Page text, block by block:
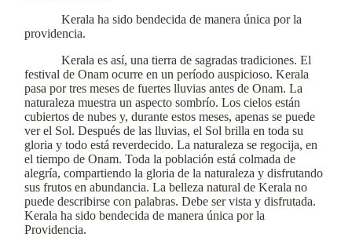
Kerala ha sido bendecida de manera única por la
providencia.
Kerala es así, una tierra de sagradas tradiciones. El
festival de Onam ocurre en un período auspicioso. Kerala
pasa por tres meses de fuertes lluvias antes de Onam. La
naturaleza muestra un aspecto sombrío. Los cielos están
cubiertos de nubes y, durante estos meses, apenas se puede
ver el Sol. Después de las lluvias, el Sol brilla en toda su
gloria y todo está reverdecido. La naturaleza se regocija, en
el tiempo de Onam. Toda la población está colmada de
alegría, compartiendo la gloria de la naturaleza y disfrutando
sus frutos en abundancia. La belleza natural de Kerala no
puede describirse con palabras. Debe ser vista y disfrutada.
Kerala ha sido bendecida de manera única por la
Providencia.